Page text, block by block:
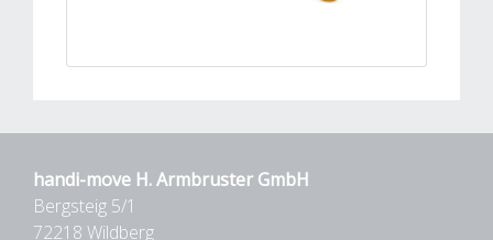
handi-move H. Armbruster GmbH
Bergsteig 5/1
72218 Wildberg